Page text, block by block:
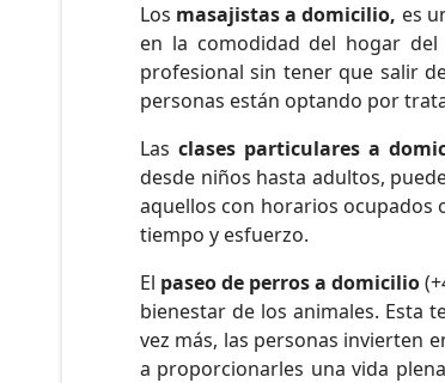
Los masajistas a domicilio, es
en la comodidad del hogar
profesional sin tener que salir
personas están optando por
Las clases particulares a
desde niños hasta adultos,
aquellos con horarios ocupados
tiempo y esfuerzo.
El paseo de perros a domicilio
bienestar de los animales. Esta
vez más, las personas invierten
a proporcionarles una vida